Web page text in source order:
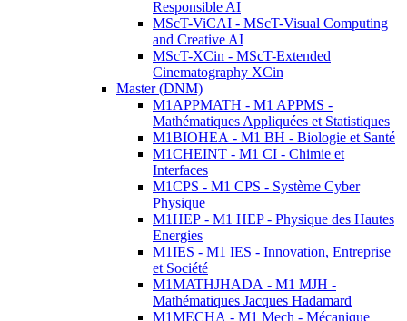
Responsible AI
MScT-ViCAI - MScT-Visual Computing
and Creative AI
MScT-XCin - MScT-Extended
Cinematography XCin
Master (DNM)
M1APPMATH - M1 APPMS -
Mathématiques Appliquées et Statistiques
M1BIOHEA - M1 BH - Biologie et Santé
M1CHEINT - M1 CI - Chimie et
Interfaces
M1CPS - M1 CPS - Système Cyber
Physique
M1HEP - M1 HEP - Physique des Hautes
Energies
M1IES - M1 IES - Innovation, Entreprise
et Société
M1MATHJHADA - M1 MJH -
Mathématiques Jacques Hadamard
M1MECHA - M1 Mech - Mécanique